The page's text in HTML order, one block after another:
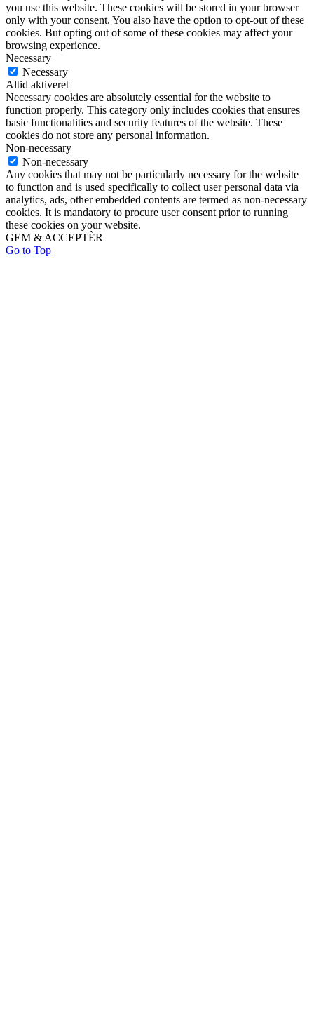
you use this website. These cookies will be stored in your browser
only with your consent. You also have the option to opt-out of these
cookies. But opting out of some of these cookies may affect your
browsing experience.
Necessary
Necessary
Altid aktiveret
Necessary cookies are absolutely essential for the website to
function properly. This category only includes cookies that ensures
basic functionalities and security features of the website. These
cookies do not store any personal information.
Non-necessary
Non-necessary
Any cookies that may not be particularly necessary for the website
to function and is used specifically to collect user personal data via
analytics, ads, other embedded contents are termed as non-necessary
cookies. It is mandatory to procure user consent prior to running
these cookies on your website.
GEM & ACCEPTÈR
Go to Top